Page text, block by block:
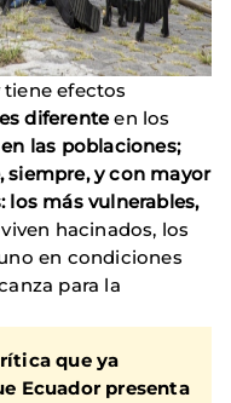
efectos
diferenteen los
en las poblaciones;
siempre, y con mayor
los más vulnerables,
hacinados, los
en condiciones
para la
que ya
Ecuador presenta